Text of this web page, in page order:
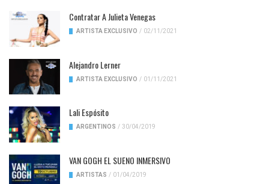
Contratar A Julieta Venegas
ARTISTA EXCLUSIVO / 02/11/2021
Alejandro Lerner
ARTISTA EXCLUSIVO / 01/11/2021
Lali Espósito
ARGENTINOS / 30/04/2019
VAN GOGH EL SUENO INMERSIVO
ARTISTAS / 01/04/2019